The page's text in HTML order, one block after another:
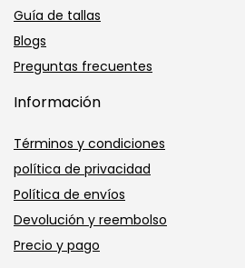
Guía de tallas
Blogs
Preguntas frecuentes
Información
Términos y condiciones
política de privacidad
Política de envíos
Devolución y reembolso
Precio y pago